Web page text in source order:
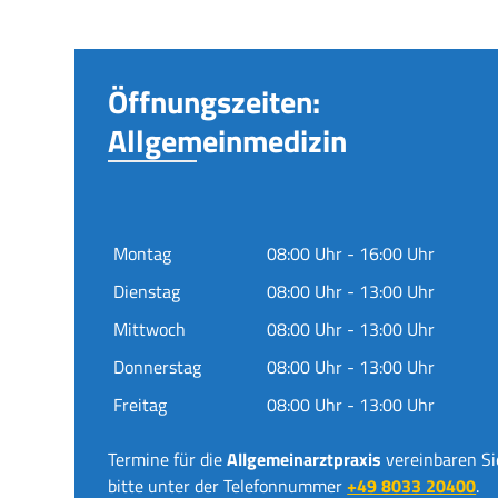
Öffnungszeiten:
Allgemeinmedizin
Montag
08:00 Uhr - 16:00 Uhr
Dienstag
08:00 Uhr - 13:00 Uhr
Mittwoch
08:00 Uhr - 13:00 Uhr
Donnerstag
08:00 Uhr - 13:00 Uhr
Freitag
08:00 Uhr - 13:00 Uhr
Termine für dieAllgemeinarztpraxis vereinbaren
bitte unter der Telefonnummer+49 8033 20400.